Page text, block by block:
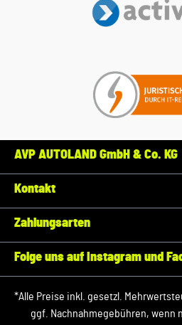
AVP AUTOLAND GmbH & Co. KG
Kontakt
Zahlungsarten
Folge uns auf Instagram und
*Alle Preise inkl. gesetzl.
ggf. Nachnahmegebühren, wenn